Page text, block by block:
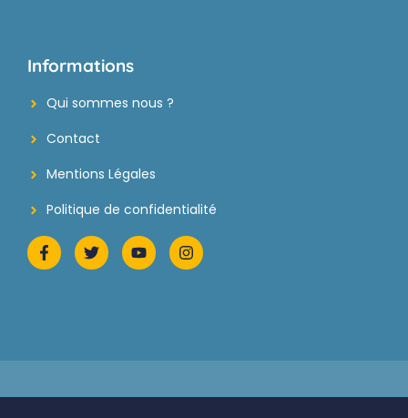
Informations
Qui sommes nous ?
Contact
Mentions Légales
Politique de confidentialité